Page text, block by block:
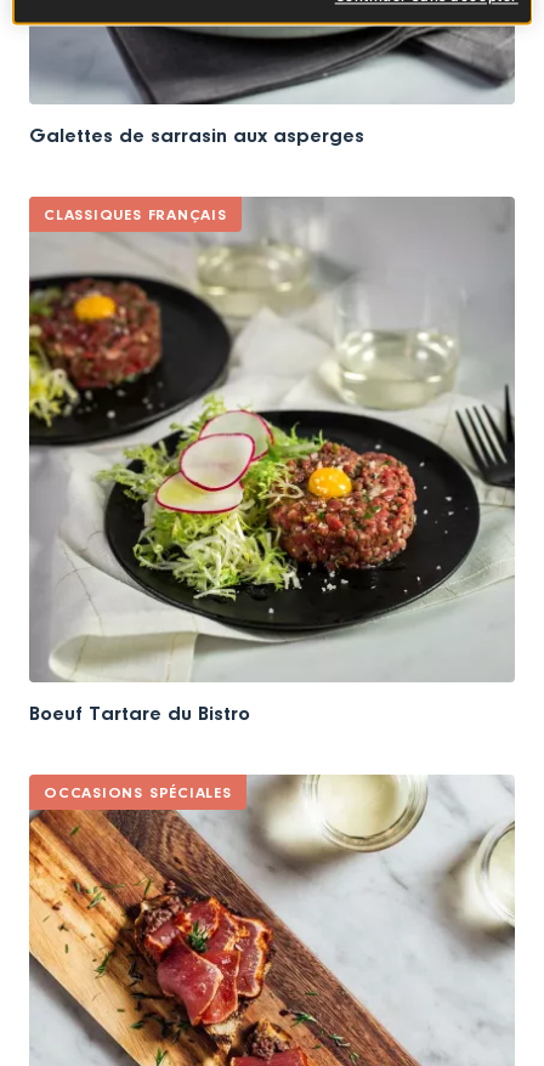
Galettes de sarrasin aux asperges
CLASSIQUES FRANÇAIS
Boeuf Tartare du Bistro
OCCASIONS SPÉCIALES